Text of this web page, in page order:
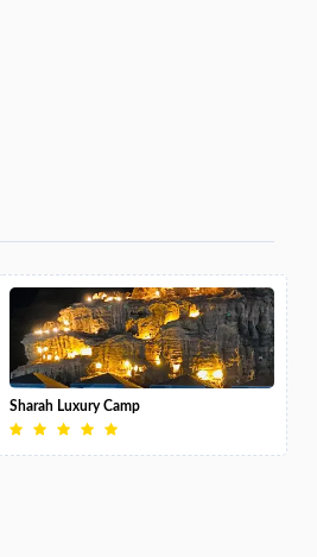
Sharah Luxury Camp